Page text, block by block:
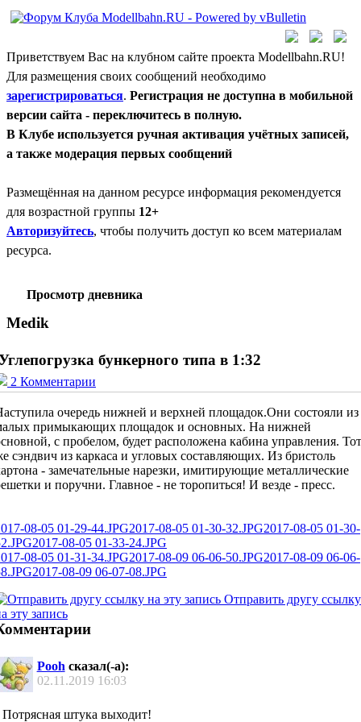
Приветствуем Вас на клубном сайте проекта Modellbahn.RU!
Для размещения своих сообщений необходимо
зарегистрироваться. Регистрация не доступна в мобильной
версии сайта - переключитесь в полную.
В Клубе используется ручная активация учётных записей,
а также модерация первых сообщений
Размещённая на данном ресурсе информация рекомендуется
для возрастной группы 12+
Авторизуйтесь, чтобы получить доступ ко всем материалам
ресурса.
Просмотр дневника
Medik
бункерного типа в 1:32
2 Комментарии
очередь нижней и верхней площадок.Они состояли из
примыкающих площадок и основных. На нижней
с пробелом, будет расположена кабина управления. Тот
сэндвич из каркаса и угловых составляющих. Из бристоль
- замечательные нарезки, имитирующие металлические
и поручни. Главное - не торопиться! И везде - пресс.
08-05 01-29-44.JPG2017-08-05 01-30-32.JPG2017-08-05 01-30-
2017-08-05 01-33-24.JPG
08-05 01-31-34.JPG2017-08-09 06-06-50.JPG2017-08-09 06-06-
2017-08-09 06-07-08.JPG
Отправить другу ссылку
эту запись
Poohсказал(-а):
02.11.2019 16:03
Потрясная штука выходит!